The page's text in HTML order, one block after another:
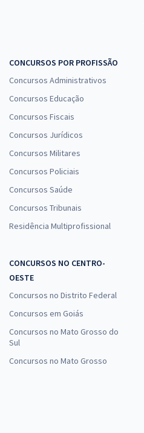
CONCURSOS POR PROFISSÃO
Concursos Administrativos
Concursos Educação
Concursos Fiscais
Concursos Jurídicos
Concursos Militares
Concursos Policiais
Concursos Saúde
Concursos Tribunais
Residência Multiprofissional
CONCURSOS NO CENTRO-
OESTE
Concursos no Distrito Federal
Concursos em Goiás
Concursos no Mato Grosso do
Sul
Concursos no Mato Grosso